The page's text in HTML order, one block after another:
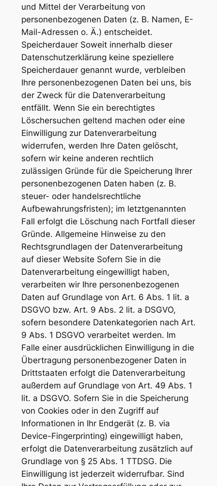
und Mittel der Verarbeitung von
personenbezogenen Daten (z. B. Namen, E-
Mail-Adressen o. Ä.) entscheidet.
Speicherdauer Soweit innerhalb dieser
Datenschutzerklärung keine speziellere
Speicherdauer genannt wurde, verbleiben
Ihre personenbezogenen Daten bei uns, bis
der Zweck für die Datenverarbeitung
entfällt. Wenn Sie ein berechtigtes
Löschersuchen geltend machen oder eine
Einwilligung zur Datenverarbeitung
widerrufen, werden Ihre Daten gelöscht,
sofern wir keine anderen rechtlich
zulässigen Gründe für die Speicherung Ihrer
personenbezogenen Daten haben (z. B.
steuer- oder handelsrechtliche
Aufbewahrungsfristen); im letztgenannten
Fall erfolgt die Löschung nach Fortfall dieser
Gründe. Allgemeine Hinweise zu den
Rechtsgrundlagen der Datenverarbeitung
auf dieser Website Sofern Sie in die
Datenverarbeitung eingewilligt haben,
verarbeiten wir Ihre personenbezogenen
Daten auf Grundlage von Art. 6 Abs. 1 lit. a
DSGVO bzw. Art. 9 Abs. 2 lit. a DSGVO,
sofern besondere Datenkategorien nach Art.
9 Abs. 1 DSGVO verarbeitet werden. Im
Falle einer ausdrücklichen Einwilligung in die
Übertragung personenbezogener Daten in
Drittstaaten erfolgt die Datenverarbeitung
außerdem auf Grundlage von Art. 49 Abs. 1
lit. a DSGVO. Sofern Sie in die Speicherung
von Cookies oder in den Zugriff auf
Informationen in Ihr Endgerät (z. B. via
Device-Fingerprinting) eingewilligt haben,
erfolgt die Datenverarbeitung zusätzlich auf
Grundlage von § 25 Abs. 1 TTDSG. Die
Einwilligung ist jederzeit widerrufbar. Sind